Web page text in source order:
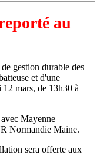
au
gestion durable des
et d'une
mars, de 13h30 à
Mayenne
Normandie Maine.
sera offerte aux